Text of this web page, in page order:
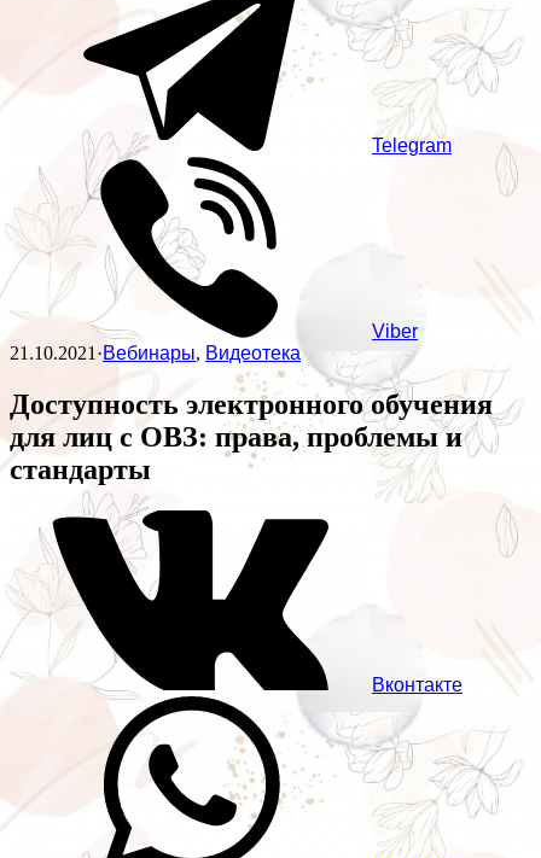
Telegram
Viber
21.10.2021·Вебинары, Видеотека
Доступность электронного обучения
для лиц с ОВЗ: права, проблемы и
стандарты
Вконтакте